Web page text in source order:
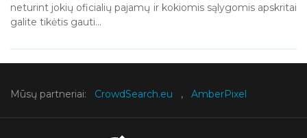
neturint jokių oficialių pajamų ir kokiomis sąlygomis apskritai
galite tikėtis gauti...
Mūsų partneriai: CrowdSearch.eu , AmberPixel